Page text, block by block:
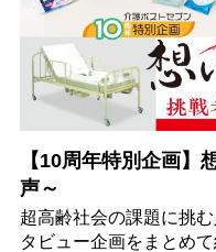
【10周年特別企画】
声～
超高齢社会の課題に挑
タビュー企画をまとめて